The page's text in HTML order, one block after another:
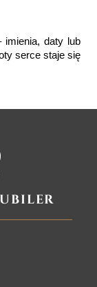
imienia, daty lub
serce staje się